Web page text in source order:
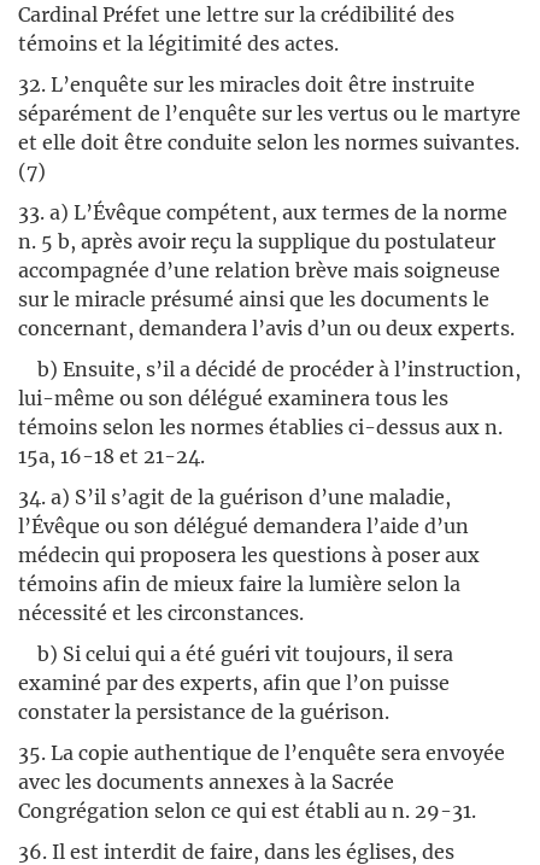
Cardinal Préfet une lettre sur la crédibilité des
témoins et la légitimité des actes.
32. L’enquête sur les miracles doit être instruite
séparément de l’enquête sur les vertus ou le martyre
et elle doit être conduite selon les normes suivantes.
(7)
33. a) L’Évêque compétent, aux termes de la norme
n. 5 b, après avoir reçu la supplique du postulateur
accompagnée d’une relation brève mais soigneuse
sur le miracle présumé ainsi que les documents le
concernant, demandera l’avis d’un ou deux experts.
b) Ensuite, s’il a décidé de procéder à l’instruction,
lui-même ou son délégué examinera tous les
témoins selon les normes établies ci-dessus aux n.
15a, 16-18 et 21-24.
34. a) S’il s’agit de la guérison d’une maladie,
l’Évêque ou son délégué demandera l’aide d’un
médecin qui proposera les questions à poser aux
témoins afin de mieux faire la lumière selon la
nécessité et les circonstances.
b) Si celui qui a été guéri vit toujours, il sera
examiné par des experts, afin que l’on puisse
constater la persistance de la guérison.
35. La copie authentique de l’enquête sera envoyée
avec les documents annexes à la Sacrée
Congrégation selon ce qui est établi au n. 29-31.
36. Il est interdit de faire, dans les églises, des